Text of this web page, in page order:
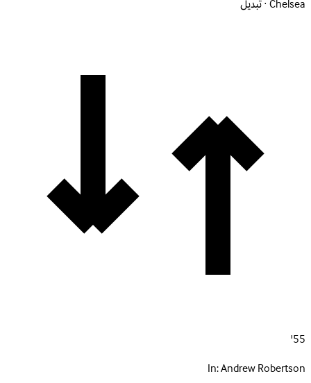
Chelsea · تبديل
55'
In:Andrew Robertson